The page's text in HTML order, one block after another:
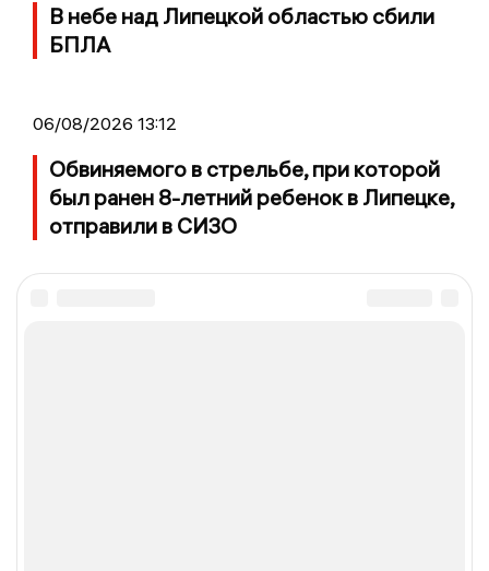
В небе над Липецкой областью сбили
БПЛА
06/08/2026 13:12
Обвиняемого в стрельбе, при которой
был ранен 8-летний ребенок в Липецке,
отправили в СИЗО